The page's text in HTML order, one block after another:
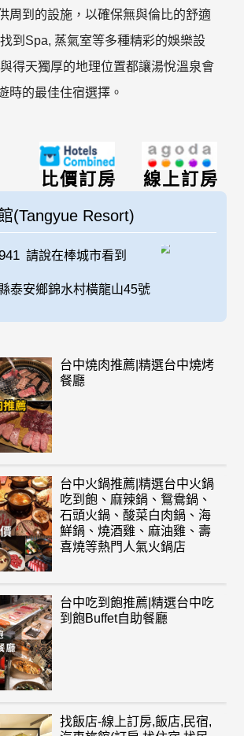
周到的設施，以確保無與倫比的舒適
到Spa, 蒸氣室等多種精彩的娛樂設
得天獨厚的地理位置都讓湯悅溫泉會
時的最佳住宿選擇。
線上訂房
比價訂房
(Tangyue Resort)
請說在棒城市看到
泰安鄉錦水村橫龍山45號
台中燒肉推薦|精選台中燒烤
餐廳
台中火鍋推薦|精選台中火鍋
吃到飽、麻辣鍋、鴛鴦鍋、
石頭火鍋、酸菜白肉鍋、海
鮮鍋、燒酒雞、麻油雞、壽
喜燒等熱門人氣火鍋店
台中吃到飽推薦|精選台中吃
到飽Buffet自助餐廳
找飯店-線上訂房,飯店,民宿,